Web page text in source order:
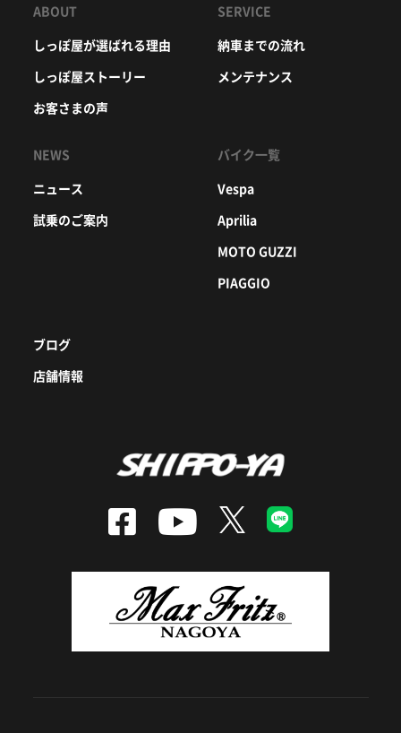
ABOUT
しっぽ屋が選ばれる理由
しっぽ屋ストーリー
お客さまの声
NEWS
ニュース
試乗のご案内
SERVICE
納車までの流れ
メンテナンス
バイク一覧
Vespa
Aprilia
MOTO GUZZI
PIAGGIO
ブログ
店舗情報